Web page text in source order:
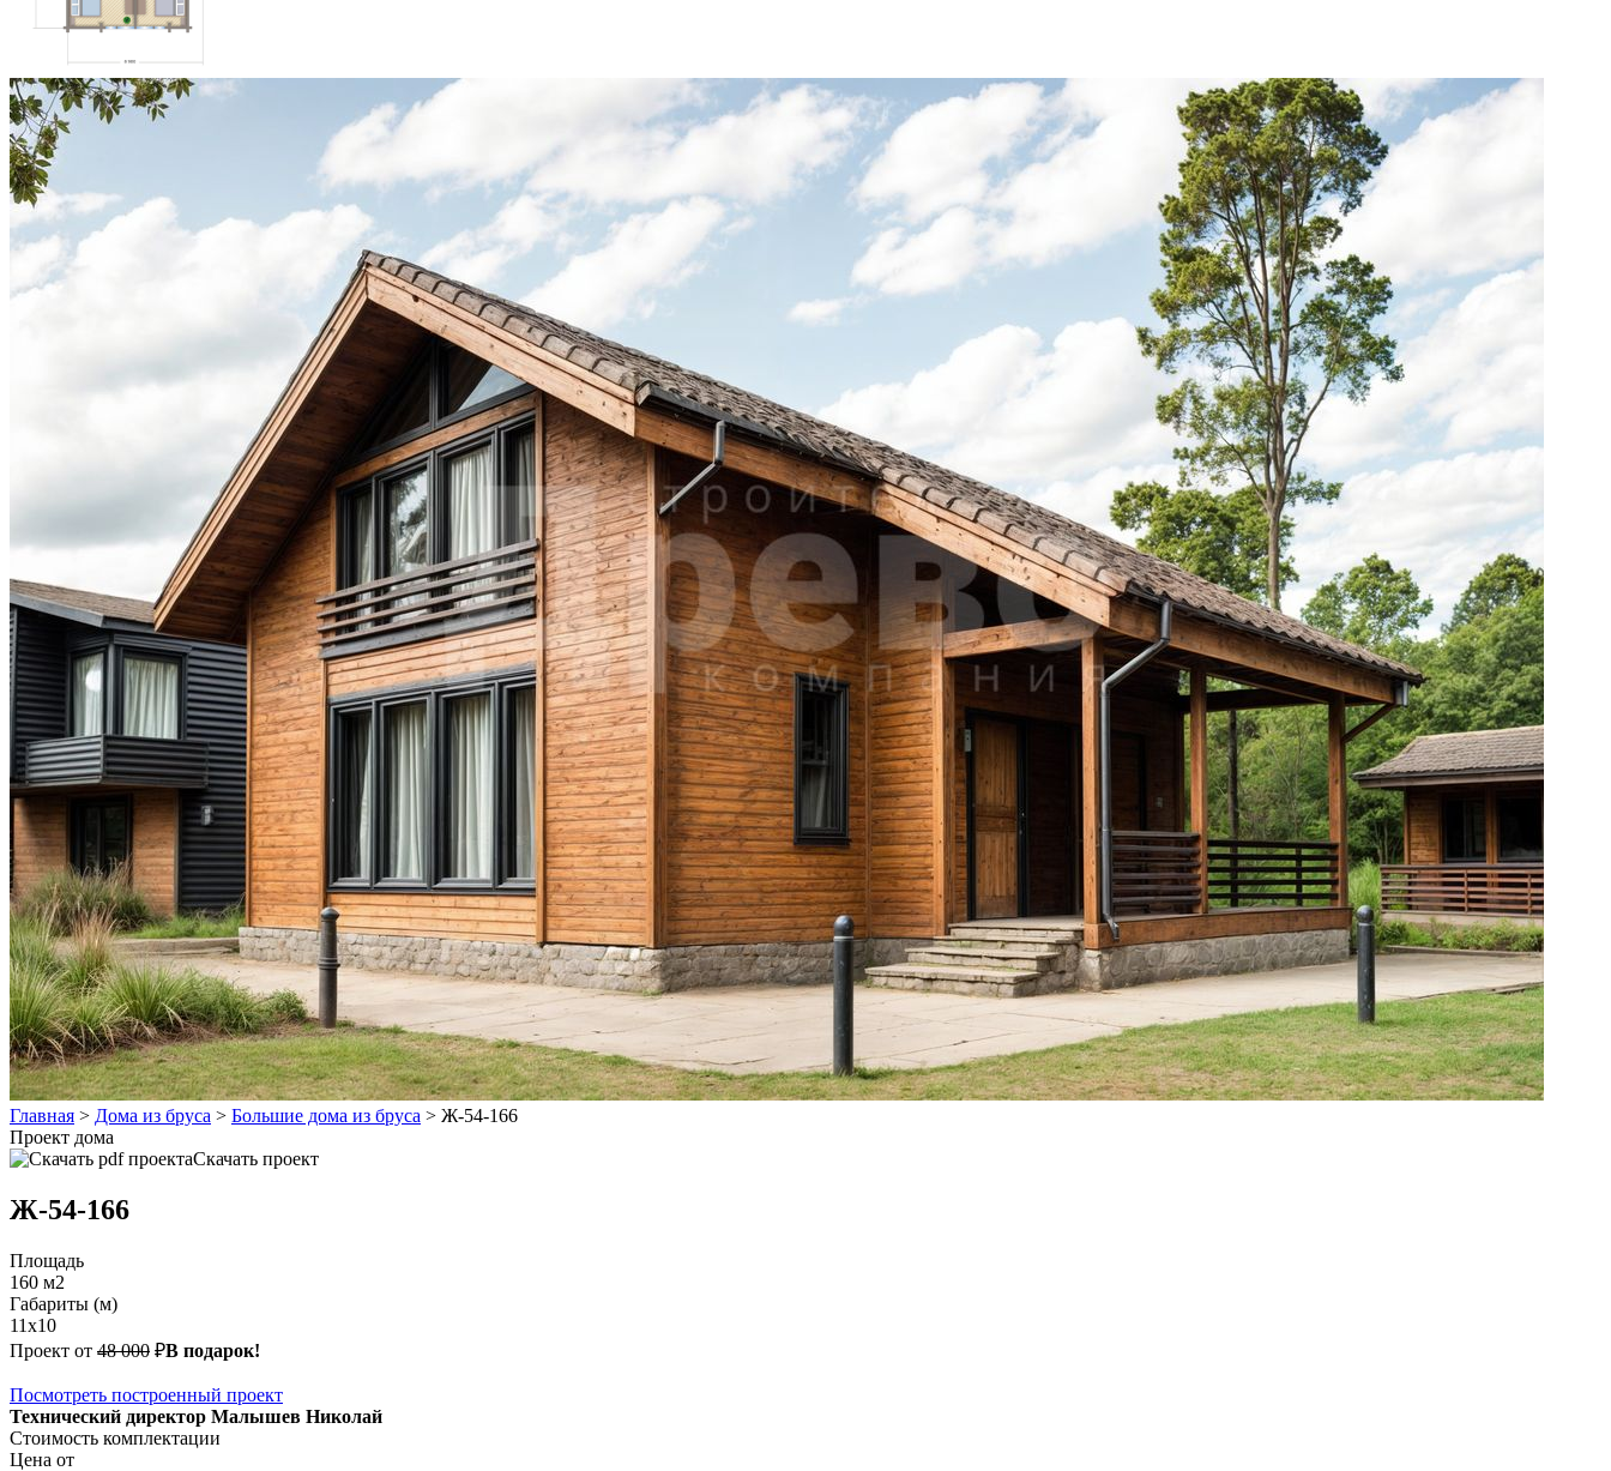
Главная > Дома из бруса > Большие дома из бруса > Ж-54-166
Проект дома
Скачать проект
Ж-54-166
Площадь
160 м2
Габариты (м)
11x10
Проект от 48 000 ₽В подарок!
Посмотреть построенный проект
Технический директор Малышев Николай
Стоимость комплектации
Цена от